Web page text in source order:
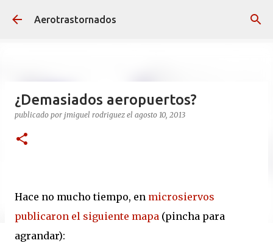
Ir al contenido principal
Aerotrastornados
¿Demasiados aeropuertos?
publicado por jmiguel rodriguez el agosto 10, 2013
Hace no mucho tiempo, en microsiervos
publicaron el siguiente mapa (pincha para
agrandar):